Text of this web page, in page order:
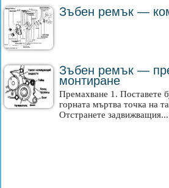
Зъбен ремък —
Зъбен ремък —
монтиране
Премахване 1. Поставете
горната мъртва точка на
Отстранете задвижващия...